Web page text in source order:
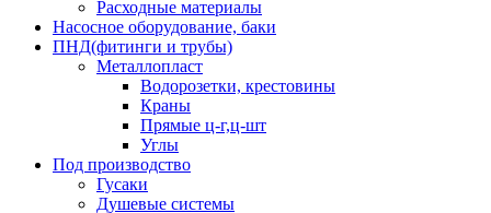
Расходные материалы
Насосное оборудование, баки
ПНД(фитинги и трубы)
Металлопласт
Водорозетки, крестовины
Краны
Прямые ц-г,ц-шт
Углы
Под производство
Гусаки
Душевые системы